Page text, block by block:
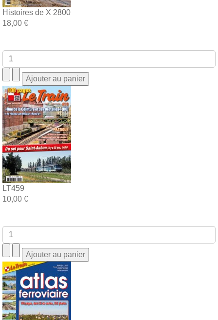
Histoires de X 2800
18,00 €
LT459
10,00 €